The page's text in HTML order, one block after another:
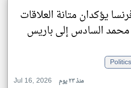
يؤكدان متانة العلاقات
محمد السادس إلى باريس
Politics
Jul 16, 2026
منذ ٢٣ يوم